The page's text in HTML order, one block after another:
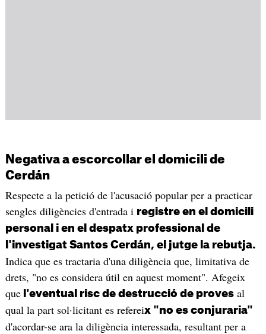
Negativa a escorcollar el domicili de
Cerdán
Respecte a la petició de l'acusació popular per a practicar
sengles diligències d'entrada i registre en el domicili
personal i en el despatx professional de
l'investigat Santos Cerdán, el jutge la rebutja.
Indica que es tractaria d'una diligència que, limitativa de
drets, "no es considera útil en aquest moment". Afegeix
quel'eventual risc de destrucció de provesal
qual la part sol·licitant es refereix "no es conjuraria"
d'acordar-se ara la diligència interessada, resultant per a